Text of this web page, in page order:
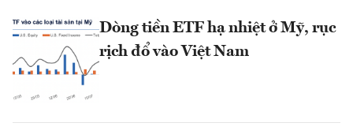
Dòng tiền ETF hạ nhiệt ở Mỹ, rục
rịch đổ vào Việt Nam